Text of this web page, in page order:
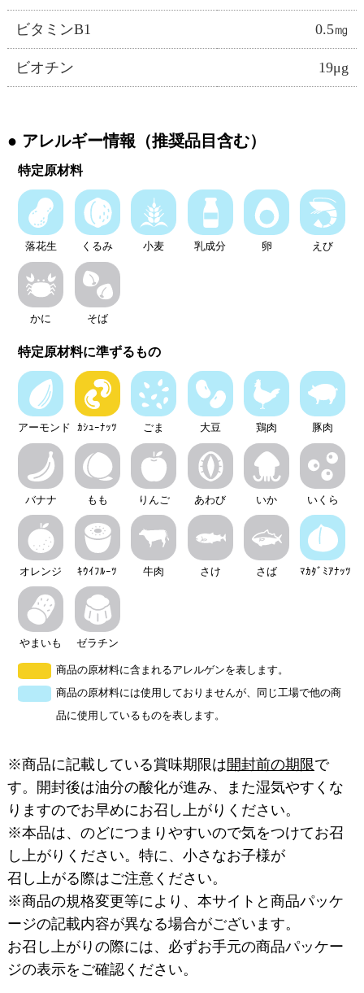
ビタミンB1 0.5㎎
ビオチン 19μg
アレルギー情報（推奨品目含む）
特定原材料
落花生 くるみ 小麦 乳成分 卵 えび
かに そば
特定原材料に準ずるもの
アーモンド ｶｼｭｰﾅｯﾂ ごま 大豆 鶏肉 豚肉
バナナ もも りんご あわび いか いくら
オレンジ ｷｳｲﾌﾙｰﾂ 牛肉 さけ さば ﾏｶﾀﾞﾐｱﾅｯﾂ
やまいも ゼラチン
商品の原材料に含まれるアレルゲンを表します。
商品の原材料には使用しておりませんが、同じ工場で他の商
品に使用しているものを表します。
※商品に記載している賞味期限は開封前の期限で
す。開封後は油分の酸化が進み、また湿気やすくな
りますのでお早めにお召し上がりください。
※本品は、のどにつまりやすいので気をつけてお召
し上がりください。特に、小さなお子様が
召し上がる際はご注意ください。
※商品の規格変更等により、本サイトと商品パッケ
ージの記載内容が異なる場合がございます。
お召し上がりの際には、必ずお手元の商品パッケー
ジの表示をご確認ください。